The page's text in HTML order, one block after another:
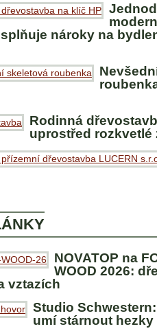
nároky na
Rodinná
uprostřed rozkvetlé
NOVATOP na
WOOD 2026:
vztazích
Studio
umí stárnout hezky